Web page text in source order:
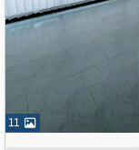
11